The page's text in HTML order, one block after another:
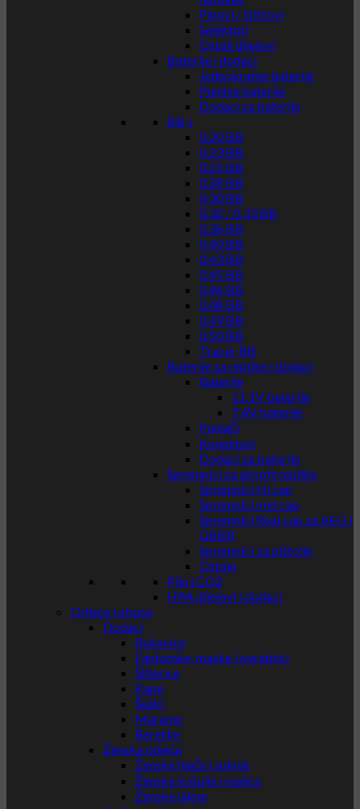
Pinovi / štiftovi
Selektori
Ostali dijelovi
Baterije i dodaci
Jednokratne baterije
Punjive baterije
Dodaci za baterije
BB-i
0.20 BB
0.23 BB
0.25 BB
0.28 BB
0.30 BB
0.32 / 0.33 BB
0.36 BB
0.40 BB
0.43 BB
0.45 BB
0.46 BB
0.48 BB
0.49 BB
0.50 BB
Tracer BB
Baterije za replike i dodaci
Baterije
11.1V baterije
7.4V baterije
Punjači
Konektori
Dodaci za baterije
Spremnici za airsoft replike
Spremnici Hi cap
Spremnici mid cap
Spremnici Real cap za AEG i
GBBR
Spremnici za pištolje
Ostalo
Plin i CO2
HPA dijelovi i dodaci
Odjeća i obuća
Dodaci
Rukavice
Fantomke, maske i ovratnici
Šilterice
Kape
Šeširi
Marame
Beretke
Ženska odjeća
Ženske hlače i suknje
Ženske košulje i majice
Ženske jakne